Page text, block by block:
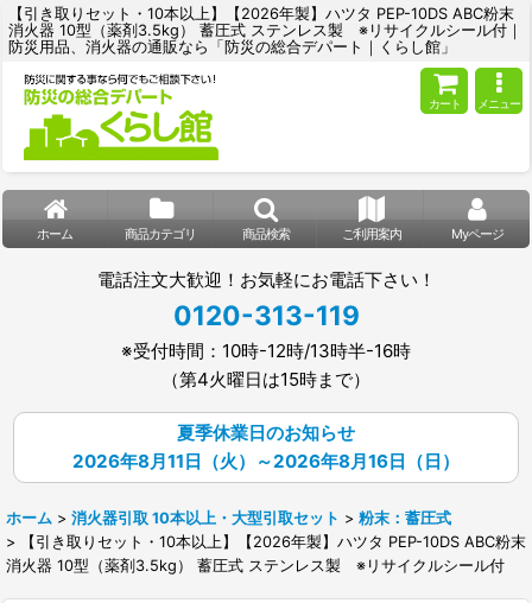
【引き取りセット・10本以上】【2026年製】ハツタ PEP-10DS ABC粉末
消火器 10型（薬剤3.5kg） 蓄圧式 ステンレス製 ※リサイクルシール付｜
防災用品、消火器の通販なら「防災の総合デパート｜くらし館」
カート メニュー
ホーム 商品カテゴリ 商品検索 ご利用案内 Myページ
電話注文大歓迎！お気軽にお電話下さい！
0120-313-119
※受付時間：10時-12時/13時半-16時
（第4火曜日は15時まで）
夏季休業日のお知らせ
2026年8月11日（火）～2026年8月16日（日）
ホーム > 消火器引取 10本以上・大型引取セット > 粉末：蓄圧式
>
【引き取りセット・10本以上】【2026年製】ハツタ PEP-10DS ABC粉末
消火器 10型（薬剤3.5kg） 蓄圧式 ステンレス製 ※リサイクルシール付